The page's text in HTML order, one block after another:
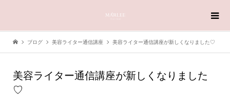
ブログ 美容ライター通信講座 美容ライター通信講座が新しくなりました♡
美容ライター通信講座が新しくなりました
♡